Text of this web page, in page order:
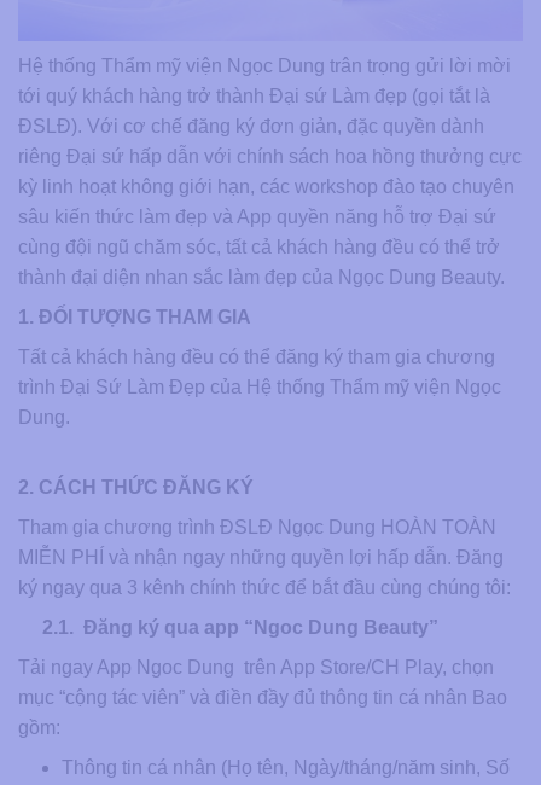
Hệ thống Thẩm mỹ viện Ngọc Dung trân trọng gửi lời mời
tới quý khách hàng trở thành Đại sứ Làm đẹp (gọi tắt là
ĐSLĐ). Với cơ chế đăng ký đơn giản, đặc quyền dành
riêng Đại sứ hấp dẫn với chính sách hoa hồng thưởng cực
kỳ linh hoạt không giới hạn, các workshop đào tạo chuyên
sâu kiến thức làm đẹp và App quyền năng hỗ trợ Đại sứ
cùng đội ngũ chăm sóc, tất cả khách hàng đều có thể trở
thành đại diện nhan sắc làm đẹp của Ngọc Dung Beauty.
1. ĐỐI TƯỢNG THAM GIA
Tất cả khách hàng đều có thể đăng ký tham gia chương
trình Đại Sứ Làm Đẹp của Hệ thống Thẩm mỹ viện Ngọc
Dung.
2. CÁCH THỨC ĐĂNG KÝ
Tham gia chương trình ĐSLĐ Ngọc Dung HOÀN TOÀN
MIỄN PHÍ và nhận ngay những quyền lợi hấp dẫn. Đăng
ký ngay qua 3 kênh chính thức để bắt đầu cùng chúng tôi:
2.1. Đăng ký qua app “Ngoc Dung Beauty”
Tải ngay App Ngoc Dung trên App Store/CH Play, chọn
mục “cộng tác viên” và điền đầy đủ thông tin cá nhân Bao
gồm:
Thông tin cá nhân (Họ tên, Ngày/tháng/năm sinh, Số